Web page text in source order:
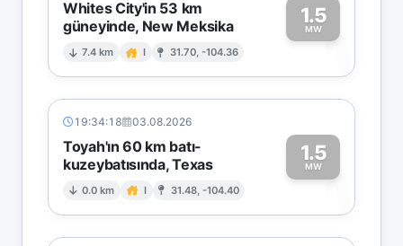
Whites City'in 53 km
güneyinde, New Meksika
7.4 km I 31.70, -104.36
1.5
MW1
19:34:18 03.08.2026
Toyah'ın 60 km batı-
kuzeybatısında, Texas
0.0 km I 31.48, -104.40
1.5
MW1